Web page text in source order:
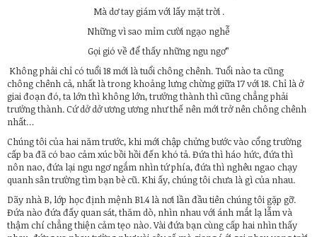
Mà dơ tay giám với lấy mặt trời .
Những vì sao mỉm cười ngạo nghễ
Gọi gió về để thấy những ngu ngơ”
Không phải chỉ có tuổi 18 mới là tuổi chông chênh. Tuổi nào ta cũng
chông chênh cả, nhất là trong khoảng lưng chừng giữa 17 với 18. Chỉ là ở
giai đoạn đó, ta lớn thì không lớn, trưởng thành thì cũng chẳng phải
trưởng thành. Cứ dở dở ương ương như thế nên mới trở nên chông chênh
nhất…
Chúng tôi của hai năm trước, khi mới chập chửng bước vào cổng trường
cấp ba đã có bao cảm xúc bồi hồi đến khó tả. Đứa thì háo hức, đứa thì
nôn nao, đứa lại ngu ngơ ngắm nhìn tứ phía, đứa thì nghêu ngao chạy
quanh sân trường tìm bạn bè cũ. Khi ấy, chúng tôi chưa là gì của nhau.
Dãy nhà B, lớp học định mệnh B1.4 là nơi lần đầu tiên chúng tôi gặp gỡ.
Đứa nào đứa đấy quan sát, thăm dò, nhìn nhau với ánh mắt lạ lẫm và
thậm chí chẳng thiện cảm tẹo nào. Vài đứa bạn cùng cấp hai nhìn thấy